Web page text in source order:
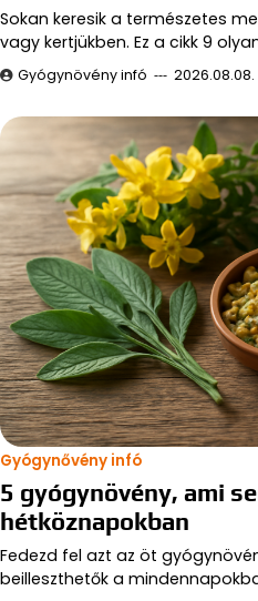
Sokan keresik a természetes
vagy kertjükben. Ez a cikk 9
Gyógynövény infó 2026.08.08.
Gyógynővény infó
5 gyógynövény, ami
hétköznapokban
Fedezd fel azt az öt
beilleszthetők a